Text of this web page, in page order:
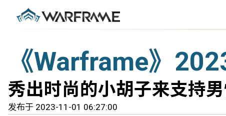
《Warframe》
秀出时尚的小胡子来支持男
发布于 2023-11-01 06:27:00